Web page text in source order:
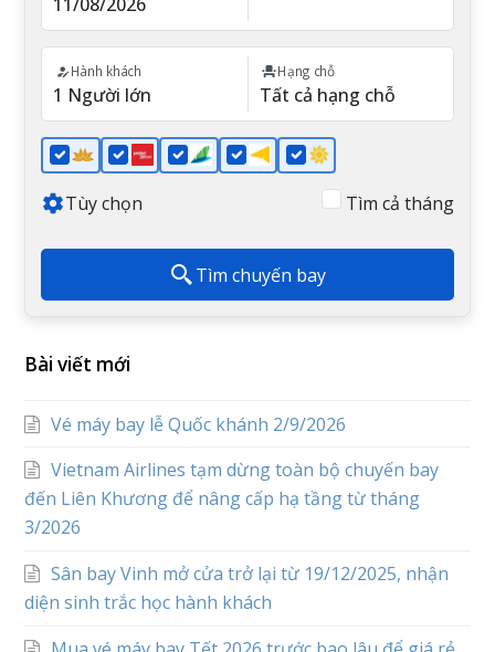
Hành khách Hạng chỗ
Tùy chọn Tìm cả tháng
Tìm chuyến bay
Bài viết mới
Vé máy bay lễ Quốc khánh 2/9/2026
Vietnam Airlines tạm dừng toàn bộ chuyến bay
đến Liên Khương để nâng cấp hạ tầng từ tháng
3/2026
Sân bay Vinh mở cửa trở lại từ 19/12/2025, nhận
diện sinh trắc học hành khách